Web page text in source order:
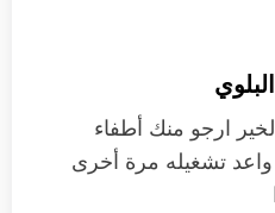
ارجو منك أطفاء
واعد تشغيله مرة أخرى